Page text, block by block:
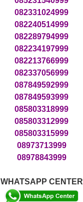
082331024999
082240514999
082289794999
082234197999
082213766999
082337056999
087849592999
087849593999
085803318999
085803312999
085803315999
08973713999
08978843999
WHATSAPP CENTER